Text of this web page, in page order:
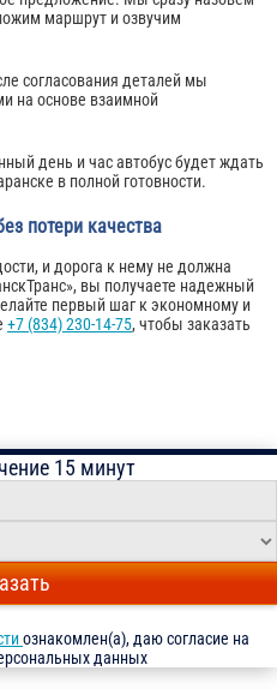
маршрут и озвучим
согласования деталей мы
на основе взаимной
день и час автобус будет ждать
в полной готовности.
потери качества
и дорога к нему не должна
вы получаете надежный
первый шаг к экономному и
+7 (834) 230-14-75, чтобы заказать
15 минут
ознакомлен(а), даю согласие на
данных